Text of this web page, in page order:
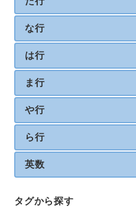
な行
は行
ま行
や行
ら行
英数
タグから探す